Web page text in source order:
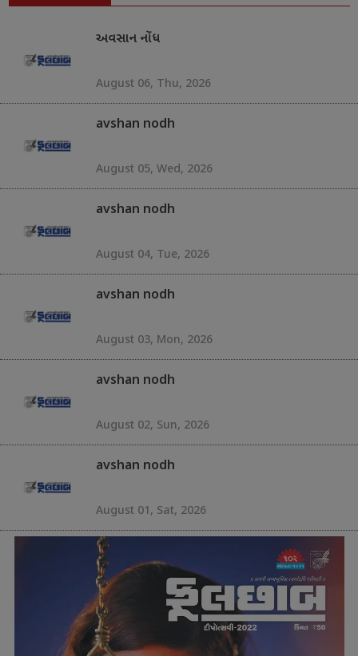
અવસાન નોંધ
August 06, Thu, 2026
avshan nodh
August 05, Wed, 2026
avshan nodh
August 04, Tue, 2026
avshan nodh
August 03, Mon, 2026
avshan nodh
August 02, Sun, 2026
avshan nodh
August 01, Sat, 2026